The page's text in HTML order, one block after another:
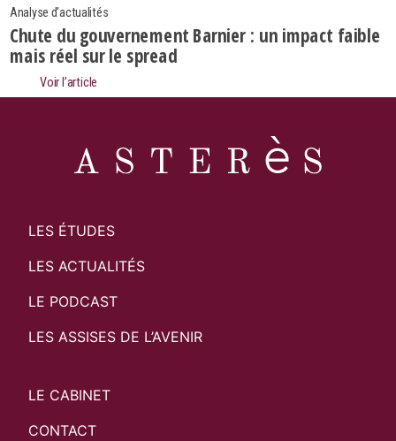
Analyse d'actualités
Chute du gouvernement Barnier : un impact faible
mais réel sur le spread
Voir l’article
LES ÉTUDES
LES ACTUALITÉS
LE PODCAST
LES ASSISES DE L’AVENIR
LE CABINET
CONTACT